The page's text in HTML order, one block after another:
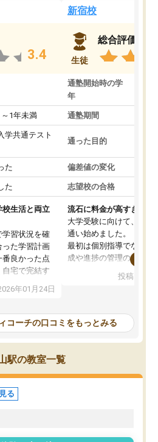
3.4
1年未満
学共通テスト
た
た
校生活と両立
学習状況を確
った学習計画
良かった点
宅で完結す
学生で相談し
勉強習慣が身
。また、チャ
利でした。一
勉強を、最
年01月24日
新宿校
生徒
総合評価
通塾開始時の学
年
通塾期間
通った目的
偏差値の変化
志望校の合格
流石に料金が高すぎる
大学受験に向けて、高2
通い始めました。
最初は個別指導でなく、
成や進捗の管理のみのコ
じ個別指導コースに変更
性が良くなかったです。
モチベーションが上がら
にやめてしまいました。
の方の予定が空いていな
投稿日：
コーチの口コミをもっとみる
駅の教室一覧
る